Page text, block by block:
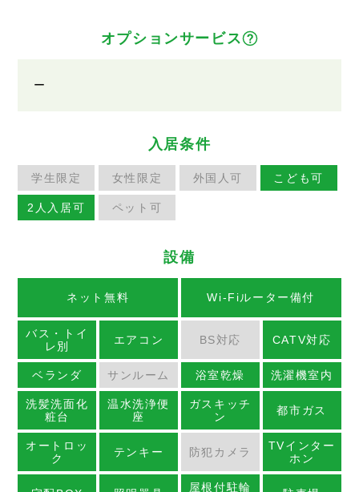
オプションサービス
ー
入居条件
学生限定 女性限定 外国人可 こども可
2人入居可 ペット可
設備
ネット無料 Wi-Fiルーター備付
バス・トイ
レ別
エアコン BS対応 CATV対応
ベランダ サンルーム 浴室乾燥 洗濯機室内
洗髪洗面化
粧台
温水洗浄便
座
ガスキッチ
ン
都市ガス
オートロッ
ク
テンキー 防犯カメラ
TVインター
ホン
屋根付駐輪